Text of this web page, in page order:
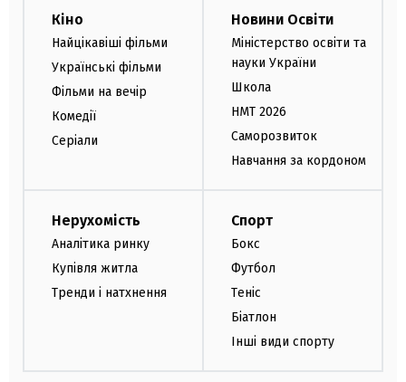
Кіно
Найцікавіші фільми
Українські фільми
Фільми на вечір
Комедії
Серіали
Новини Освіти
Міністерство освіти та
науки України
Школа
НМТ 2026
Саморозвиток
Навчання за кордоном
Нерухомість
Аналітика ринку
Купівля житла
Тренди і натхнення
Спорт
Бокс
Футбол
Теніс
Біатлон
Інші види спорту